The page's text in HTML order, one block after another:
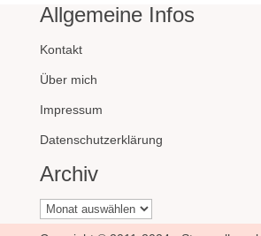
Allgemeine Infos
Kontakt
Über mich
Impressum
Datenschutzerklärung
Archiv
Archiv